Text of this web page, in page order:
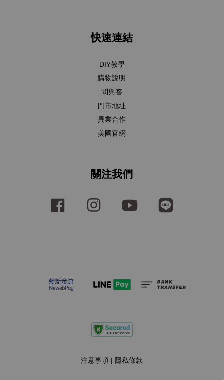
快速連結
DIY教學
購物說明
問與答
門市地址
異業合作
美國官網
關注我們
Facebook Instagram YouTube
注意事項 | 隱私條款